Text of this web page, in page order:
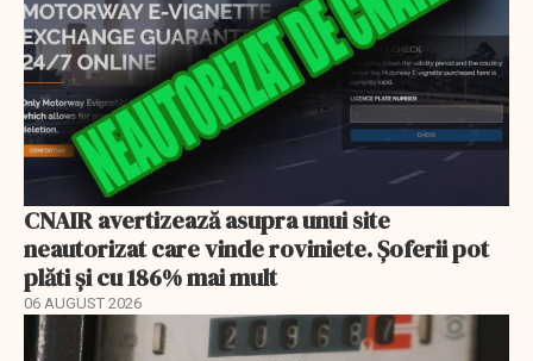
CNAIR avertizează asupra unui site
neautorizat care vinde roviniete. Șoferii pot
plăti și cu 186% mai mult
06 AUGUST 2026